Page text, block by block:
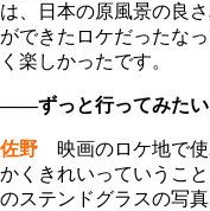
は、日本の原風景の良
ができたロケだったな
く楽しかったです。
――ずっと行ってみたい
佐野 映画のロケ地で使
かくきれいっていうこ
のステンドグラスの写